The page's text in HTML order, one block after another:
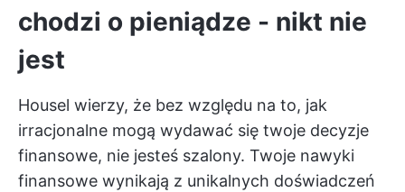
chodzi o pieniądze - nikt nie
jest
Housel wierzy, że bez względu na to, jak
irracjonalne mogą wydawać się twoje decyzje
finansowe, nie jesteś szalony. Twoje nawyki
finansowe wynikają z unikalnych doświadczeń